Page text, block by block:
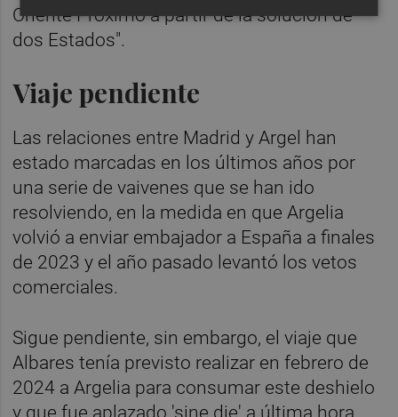
Oriente Próximo a partir de la solución de
dos Estados".
Viaje pendiente
Las relaciones entre Madrid y Argel han
estado marcadas en los últimos años por
una serie de vaivenes que se han ido
resolviendo, en la medida en que Argelia
volvió a enviar embajador a España a finales
de 2023 y el año pasado levantó los vetos
comerciales.
Sigue pendiente, sin embargo, el viaje que
Albares tenía previsto realizar en febrero de
2024 a Argelia para consumar este deshielo